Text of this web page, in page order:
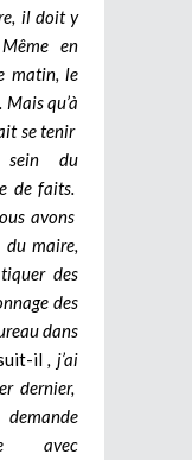
il doit y
en
matin, le
qu’à
se tenir
sein du
de faits.
avons
maire,
des
des
dans
il
, j’ai
dernier,
avec